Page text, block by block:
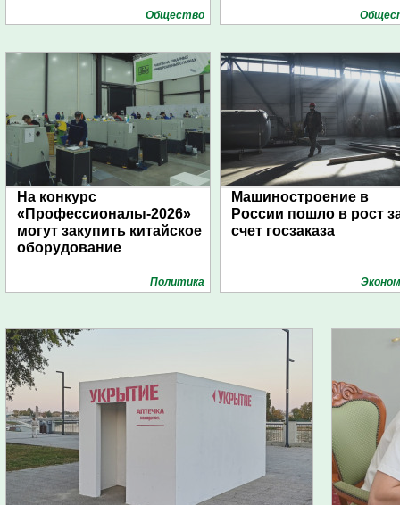
Общество
На конкурс
«Профессионалы-2026»
могут закупить китайское
оборудование
Политика
Машиностроение в
России пошло в рост
счет госзаказа